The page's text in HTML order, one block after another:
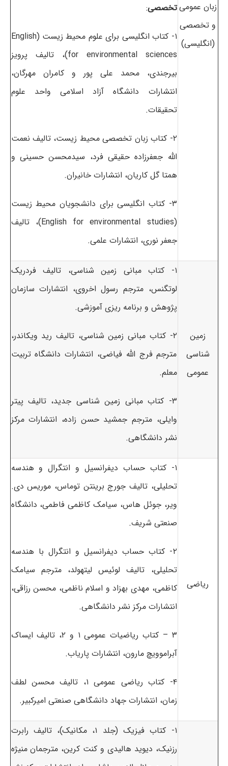
زبان عمومی
و تخصصی
(انگلیسی)
تخصصی:
۱- کتاب انگلیسی برای علوم محیط زیست (English
for environmental sciences)، تالیف پرویز
بیرجندی، محمد علی پور و کامران مهرگان،
انتشارات دانشگاه آزاد اسلامی واحد علوم
تحقیقات.
۲- کتاب زبان تخصصی محیط زیست، تالیف نعمت
الله جعفرزاده حقیقی فرد، سیدمحسن حسینی و
همتا گل کاریان، انتشارات خانیران.
۳- کتاب انگلیسی برای دانشجویان محیط زیست
(English for environmental studies)، تالیف
جعفر نوری، انتشارات علمی.
زمین
شناسی
عمومی
۱- کتاب مبانی زمین شناسی، تالیف فردریک
لوتگنس، مترجم رسول اخروی، انتشارات سازمان
پژوهش و برنامه ریزی آموزشی.
۲- کتاب مبانی زمین شناسی، تالیف رید ویکاندر،
مترجم فرج الله فیاضی، انتشارات دانشگاه تربیت
معلم.
۳- کتاب مبانی زمین شناسی جدید، تالیف پیتر
وایلی، مترجم جمشید حسن زاده، انتشارات مرکز
نشر دانشگاهی.
ریاضی
۱- کتاب حساب دیفرانسیل و انتگرال و هندسه
تحلیلی، تالیف جورج برینتن توماس، موریس دی.
ویر، جوئل هاس، سیامک کاظمی فاطمی، دانشگاه
صنعتی شریف.
۲- کتاب حساب دیفرانسیل و انتگرال با هندسه
تحلیلی، تالیف لوئیس لیتهولد، مترجم سیامک
کاظمی، مهدی بهزاد و اسلام ناظمی، محسن رزاقی،
انتشارات مرکز نشر دانشگاهی.
۳ – کتاب ریاضیات عمومی ۱ و ۲، تالیف ایساک
آبراموویچ مارون، انتشارات پاریاب.
۴- کتاب ریاضی عمومی ۱، تالیف محسن لطف
زمان، انتشارات جهاد دانشگاهی صنعتی امیرکبیر.
۱- کتاب فیزیک (جلد ۱، مکانیک)، تالیف رابرت
رزنیک، دیوید هالیدی و کنت کرین، مترجمان منیژه